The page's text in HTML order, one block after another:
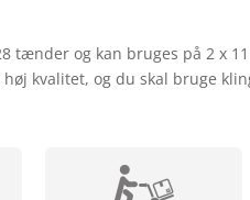
tænder og kan bruges på 2 x
kvalitet, og du skal bruge